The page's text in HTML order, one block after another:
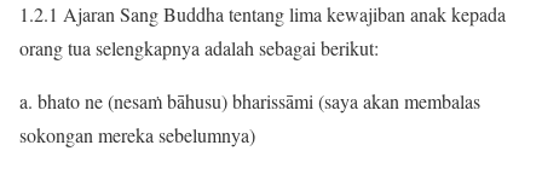
1.2.1 Ajaran Sang Buddha tentang lima kewajiban anak kepada
orang tua selengkapnya adalah sebagai berikut:
a. bhato ne (nesaṁ bāhusu) bharissāmi (saya akan membalas
sokongan mereka sebelumnya)